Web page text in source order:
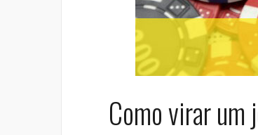
Como virar um